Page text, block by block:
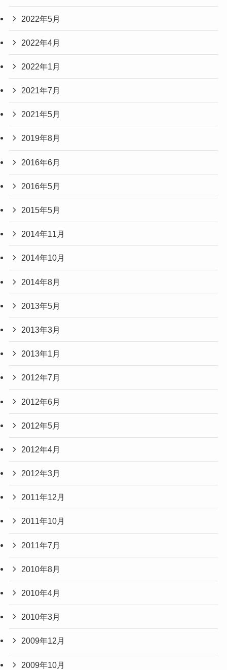
2022年5月
2022年4月
2022年1月
2021年7月
2021年5月
2019年8月
2016年6月
2016年5月
2015年5月
2014年11月
2014年10月
2014年8月
2013年5月
2013年3月
2013年1月
2012年7月
2012年6月
2012年5月
2012年4月
2012年3月
2011年12月
2011年10月
2011年7月
2010年8月
2010年4月
2010年3月
2009年12月
2009年10月